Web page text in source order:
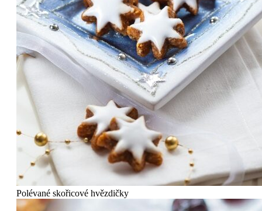
Polévané skořicové hvězdičky